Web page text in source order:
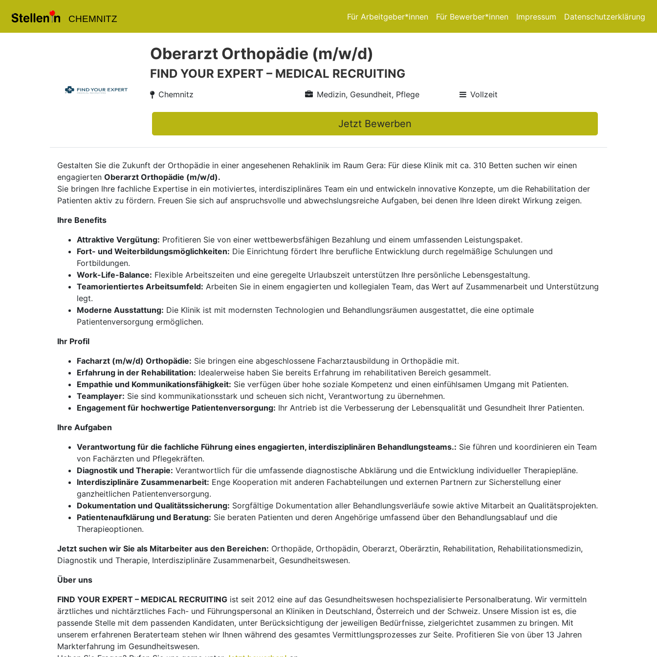
CHEMNITZ Für Arbeitgeber*innen Für Bewerber*innen Impressum Datenschutzerklärung
Oberarzt Orthopädie (m/w/d)
FIND YOUR EXPERT – MEDICAL RECRUITING
Chemnitz Medizin, Gesundheit, Pflege Vollzeit
Jetzt Bewerben
Gestalten Sie die Zukunft der Orthopädie in einer angesehenen Rehaklinik im Raum Gera: Für diese Klinik mit ca. 310 Betten suchen wir einen
engagierten Oberarzt Orthopädie (m/w/d).
Sie bringen Ihre fachliche Expertise in ein motiviertes, interdisziplinäres Team ein und entwickeln innovative Konzepte, um die Rehabilitation der
Patienten aktiv zu fördern. Freuen Sie sich auf anspruchsvolle und abwechslungsreiche Aufgaben, bei denen Ihre Ideen direkt Wirkung zeigen.
Ihre Benefits
Attraktive Vergütung: Profitieren Sie von einer wettbewerbsfähigen Bezahlung und einem umfassenden Leistungspaket.
Fort- und Weiterbildungsmöglichkeiten: Die Einrichtung fördert Ihre berufliche Entwicklung durch regelmäßige Schulungen und
Fortbildungen.
Work-Life-Balance: Flexible Arbeitszeiten und eine geregelte Urlaubszeit unterstützen Ihre persönliche Lebensgestaltung.
Teamorientiertes Arbeitsumfeld: Arbeiten Sie in einem engagierten und kollegialen Team, das Wert auf Zusammenarbeit und Unterstützung
legt.
Moderne Ausstattung: Die Klinik ist mit modernsten Technologien und Behandlungsräumen ausgestattet, die eine optimale
Patientenversorgung ermöglichen.
Ihr Profil
Facharzt (m/w/d) Orthopädie: Sie bringen eine abgeschlossene Facharztausbildung in Orthopädie mit.
Erfahrung in der Rehabilitation: Idealerweise haben Sie bereits Erfahrung im rehabilitativen Bereich gesammelt.
Empathie und Kommunikationsfähigkeit: Sie verfügen über hohe soziale Kompetenz und einen einfühlsamen Umgang mit Patienten.
Teamplayer: Sie sind kommunikationsstark und scheuen sich nicht, Verantwortung zu übernehmen.
Engagement für hochwertige Patientenversorgung: Ihr Antrieb ist die Verbesserung der Lebensqualität und Gesundheit Ihrer Patienten.
Ihre Aufgaben
Verantwortung für die fachliche Führung eines engagierten, interdisziplinären Behandlungsteams.: Sie führen und koordinieren ein Team
von Fachärzten und Pflegekräften.
Diagnostik und Therapie: Verantwortlich für die umfassende diagnostische Abklärung und die Entwicklung individueller Therapiepläne.
Interdisziplinäre Zusammenarbeit: Enge Kooperation mit anderen Fachabteilungen und externen Partnern zur Sicherstellung einer
ganzheitlichen Patientenversorgung.
Dokumentation und Qualitätssicherung: Sorgfältige Dokumentation aller Behandlungsverläufe sowie aktive Mitarbeit an Qualitätsprojekten.
Patientenaufklärung und Beratung: Sie beraten Patienten und deren Angehörige umfassend über den Behandlungsablauf und die
Therapieoptionen.
Jetzt suchen wir Sie als Mitarbeiter aus den Bereichen: Orthopäde, Orthopädin, Oberarzt, Oberärztin, Rehabilitation, Rehabilitationsmedizin,
Diagnostik und Therapie, Interdisziplinäre Zusammenarbeit, Gesundheitswesen.
Über uns
FIND YOUR EXPERT – MEDICAL RECRUITING ist seit 2012 eine auf das Gesundheitswesen hochspezialisierte Personalberatung. Wir vermitteln
ärztliches und nichtärztliches Fach- und Führungspersonal an Kliniken in Deutschland, Österreich und der Schweiz. Unsere Mission ist es, die
passende Stelle mit dem passenden Kandidaten, unter Berücksichtigung der jeweiligen Bedürfnisse, zielgerichtet zusammen zu bringen. Mit
unserem erfahrenen Beraterteam stehen wir Ihnen während des gesamtes Vermittlungsprozesses zur Seite. Profitieren Sie von über 13 Jahren
Markterfahrung im Gesundheitswesen.